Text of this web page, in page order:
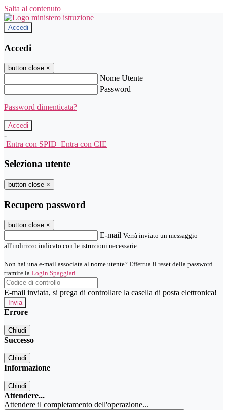
Salta al contenuto
Accedi
Accedi
button close ×
Nome Utente
Password
Password dimenticata?
-
Entra con SPID Entra con CIE
Seleziona utente
button close ×
Recupero password
button close ×
E-mail Verrà inviato un messaggio
all'indirizzo indicato con le istruzioni necessarie.
Non hai una e-mail associata al nome utente? Effettua il reset della password
tramite la Login Spaggiari
E-mail inviata, si prega di controllare la casella di posta elettronica!
Errore
Chiudi
Successo
Chiudi
Informazione
Chiudi
Attendere...
Attendere il completamento dell'operazione...